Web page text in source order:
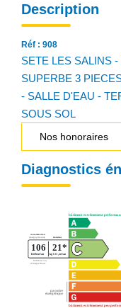
Description
Réf : 908
SETE LES SALINS
SUPERBE 3
- SALLE D'EAU -
SOUS SOL
Nos honoraires
Diagnostics